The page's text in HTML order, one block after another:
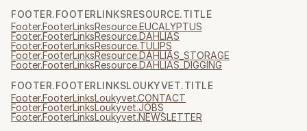
FOOTER.FOOTERLINKSRESOURCE.TITLE
Footer.FooterLinksResource.EUCALYPTUS
Footer.FooterLinksResource.DAHLIAS
Footer.FooterLinksResource.TULIPS
Footer.FooterLinksResource.DAHLIAS_STORAGE
Footer.FooterLinksResource.DAHLIAS_DIGGING
FOOTER.FOOTERLINKSLOUKYVET.TITLE
Footer.FooterLinksLoukyvet.CONTACT
Footer.FooterLinksLoukyvet.JOBS
Footer.FooterLinksLoukyvet.NEWSLETTER